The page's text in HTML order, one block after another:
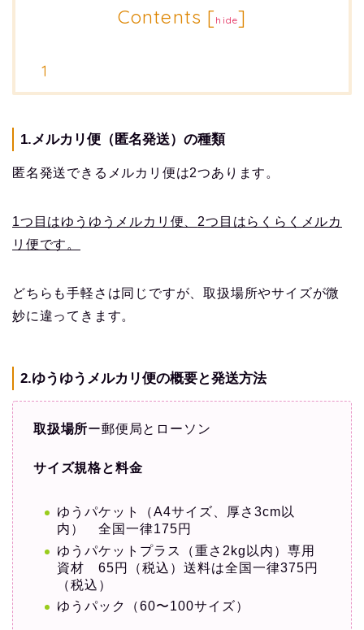
Contents [hide]
1.メルカリ便（匿名発送）の種類
匿名発送できるメルカリ便は2つあります。
1つ目はゆうゆうメルカリ便、 2つ目はらくらくメルカ
リ便です。
どちらも手軽さは同じですが、取扱場所やサイズが微
妙に違ってきます。
2.ゆうゆうメルカリ便の概要と発送方法
取扱場所ー郵便局とローソン
サイズ規格と料金
ゆうパケット（A4サイズ、厚さ3cm以
内） 全国一律175円
ゆうパケットプラス（重さ2kg以内）専用
資材 65円（税込）送料は全国一律375円
（税込）
ゆうパック（60〜100サイズ）